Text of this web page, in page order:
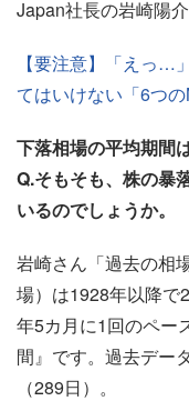
Japan社長の岩崎陽
【要注意】「えっ
てはいけない「6つの
下落相場の平均期間
Q.そもそも、株の暴
いるのでしょうか。
岩崎さん「過去の相
場）は1928年以降で
年5カ月に1回のペー
間』です。過去デー
（289日）。